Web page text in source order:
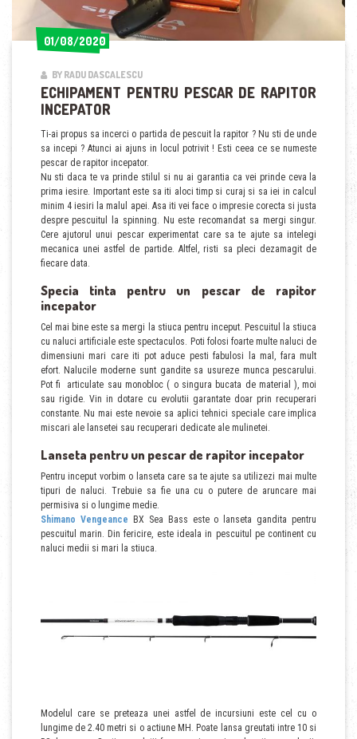
01/08/2020
01/08/2020
BY RADU DASCALESCU
ECHIPAMENT PENTRU PESCAR DE RAPITOR
INCEPATOR
Ti-ai propus sa incerci o partida de pescuit la rapitor ? Nu sti de unde
sa incepi ? Atunci ai ajuns in locul potrivit ! Esti ceea ce se numeste
pescar de rapitor incepator.
Nu sti daca te va prinde stilul si nu ai garantia ca vei prinde ceva la
prima iesire. Important este sa iti aloci timp si curaj si sa iei in calcul
minim 4 iesiri la malul apei. Asa iti vei face o impresie corecta si justa
despre pescuitul la spinning. Nu este recomandat sa mergi singur.
Cere ajutorul unui pescar experimentat care sa te ajute sa intelegi
mecanica unei astfel de partide. Altfel, risti sa pleci dezamagit de
fiecare data.
Specia tinta pentru un pescar de rapitor
incepator
Cel mai bine este sa mergi la stiuca pentru inceput. Pescuitul la stiuca
cu naluci artificiale este spectaculos. Poti folosi foarte multe naluci de
dimensiuni mari care iti pot aduce pesti fabulosi la mal, fara mult
efort. Nalucile moderne sunt gandite sa usureze munca pescarului.
Pot fi articulate sau monobloc ( o singura bucata de material ), moi
sau rigide. Vin in dotare cu evolutii garantate doar prin recuperari
constante. Nu mai este nevoie sa aplici tehnici speciale care implica
miscari ale lansetei sau recuperari dedicate ale mulinetei.
Lanseta pentru un pescar de rapitor incepator
Pentru inceput vorbim o lanseta care sa te ajute sa utilizezi mai multe
tipuri de naluci. Trebuie sa fie una cu o putere de aruncare mai
permisiva si o lungime medie.
Shimano Vengeance BX Sea Bass este o lanseta gandita pentru
pescuitul marin. Din fericire, este ideala in pescuitul pe continent cu
naluci medii si mari la stiuca.
Modelul care se preteaza unei astfel de incursiuni este cel cu o
lungime de 2.40 metri si o actiune MH. Poate lansa greutati intre 10 si